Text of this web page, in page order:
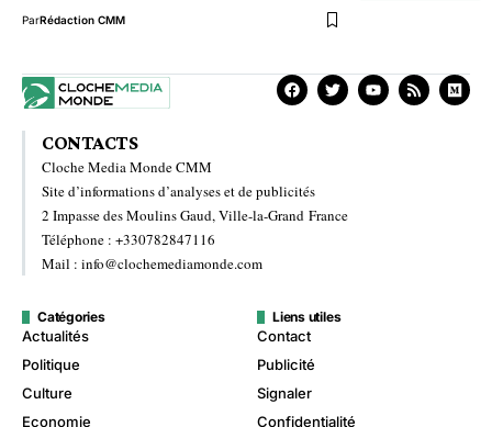
ParRédaction CMM
CONTACTS
Cloche Media Monde CMM
Site d’informations d’analyses et de publicités
2 Impasse des Moulins Gaud, Ville-la-Grand France
Téléphone : +330782847116
Mail : info@clochemediamonde.com
Catégories
Actualités
Politique
Culture
Economie
Liens utiles
Contact
Publicité
Signaler
Confidentialité